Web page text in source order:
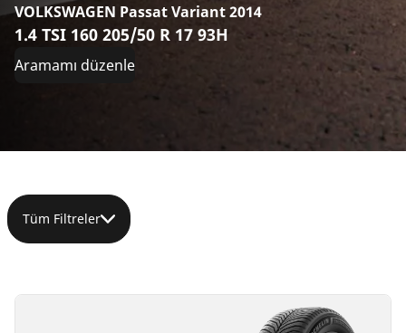
VOLKSWAGEN Passat Variant 2014
1.4 TSI 160 205/50 R 17 93H
Aramamı düzenle
Tüm Filtreler